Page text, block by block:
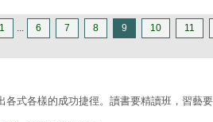
1 ... 6 7 8 9 10 11
式各樣的成功捷徑。讀書要精讀班，習藝